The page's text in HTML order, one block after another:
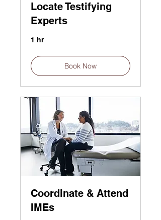
Locate Testifying
Experts
1 hr
Book Now
Coordinate & Attend
IMEs